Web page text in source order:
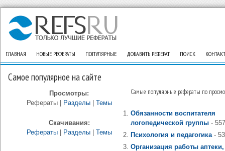
ГЛАВНАЯ НОВЫЕ РЕФЕРАТЫ ПОПУЛЯРНЫЕ ДОБАВИТЬ РЕФЕРАТ ПОИСК
Самое популярное на сайте
Просмотры:
Рефераты |
Разделы| Темы
Скачивания:
Рефераты| Разделы| Темы
Самые популярные рефераты по
Обязанности воспитателя
логопедической группы-
Психология и педагогика-
Организация работы аптеки,